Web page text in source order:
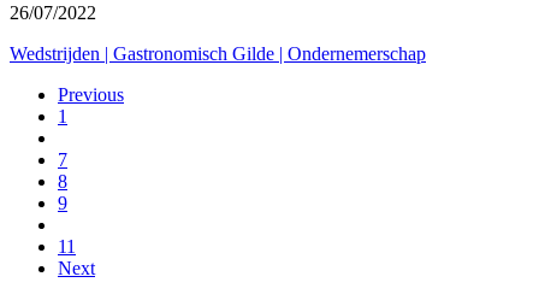
26/07/2022
Wedstrijden | Gastronomisch Gilde | Ondernemerschap
Previous
1
7
8
9
11
Next